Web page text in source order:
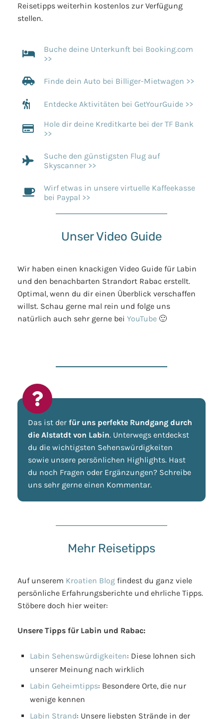
Reisetipps weiterhin kostenlos zur Verfügung
stellen.
Buche deine Unterkunft bei Booking.com
>>
Finde dein Auto bei Billiger-Mietwagen >>
Entdecke Aktivitäten bei GetYourGuide >>
Hole dir deine Kreditkarte bei der TF Bank
>>
Suche den günstigsten Flug auf
Skyscanner >>
Wirf etwas in unsere virtuelle Kaffeekasse
bei Paypal >>
Unser Video Guide
Wir haben einen knackigen Video Guide für Labin
und den benachbarten Strandort Rabac erstellt.
Optimal, wenn du dir einen Überblick verschaffen
willst. Schau gerne mal rein und folge uns
natürlich auch sehr gerne bei YouTube 🙂
Das ist der für uns perfekte Rundgang durch
die Alstatdt von Labin. Unterwegs entdeckst
du die wichtigsten Sehenswürdigkeiten
sowie unsere persönlichen Highlights. Hast
du noch Fragen oder Ergänzungen? Schreibe
uns sehr gerne einen Kommentar.
Mehr Reisetipps
Auf unserem Kroatien Blog findest du ganz viele
persönliche Erfahrungsberichte und ehrliche Tipps.
Stöbere doch hier weiter:
Unsere Tipps für Labin und Rabac:
Labin Sehenswürdigkeiten: Diese lohnen sich
unserer Meinung nach wirklich
Labin Geheimtipps: Besondere Orte, die nur
wenige kennen
Labin Strand: Unsere liebsten Strände in der